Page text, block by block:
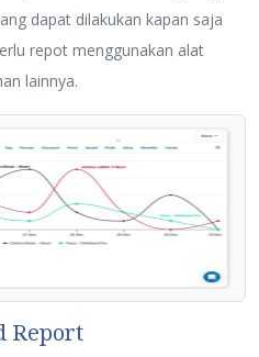
dapat dilakukan kapan saja
repot menggunakan alat
lainnya.
Report